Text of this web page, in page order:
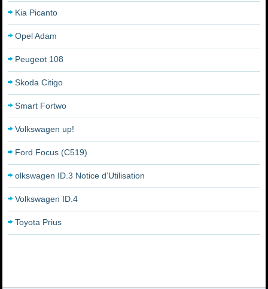
Kia Picanto
Opel Adam
Peugeot 108
Skoda Citigo
Smart Fortwo
Volkswagen up!
Ford Focus (C519)
olkswagen ID.3 Notice d’Utilisation
Volkswagen ID.4
Toyota Prius